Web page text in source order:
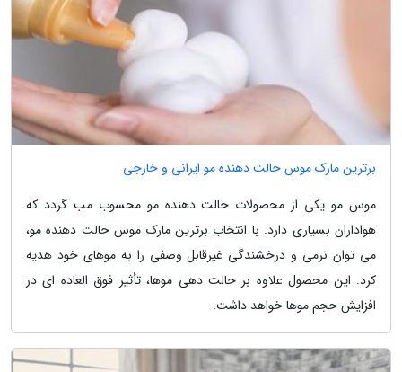
برترین مارک موس حالت دهنده مو ایرانی و خارجی
موس مو یکی از محصولات حالت دهنده مو محسوب مب گردد که
هواداران بسیاری دارد. با انتخاب برترین مارک موس حالت دهنده مو،
می توان نرمی و درخشندگی غیرقابل وصفی را به موهای خود هدیه
کرد. این محصول علاوه بر حالت دهی موها، تأثیر فوق العاده ای در
افزایش حجم موها خواهد داشت.